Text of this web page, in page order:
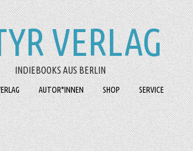
VERLAG
INDIEBOOKS AUS BERLIN
AUTOR*INNEN SHOP SERVICE